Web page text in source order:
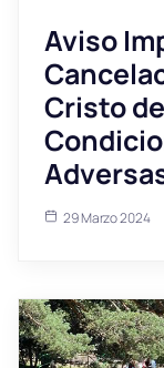
Aviso
Cristo
29 Marzo 2024